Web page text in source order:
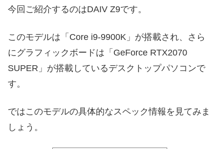
今回ご紹介するのはDAIV Z9です。
このモデルは「Core i9-9900K」が搭載され、さら
にグラフィックボードは「GeForce RTX2070
SUPER」が搭載しているデスクトップパソコンで
す。
ではこのモデルの具体的なスペック情報を見てみま
しょう。